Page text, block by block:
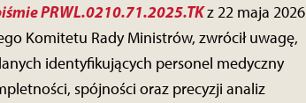
PRWL.0210.71.2025.TKz 22 maja 2026
Komitetu Rady Ministrów, zwrócił uwagę,
identyfikujących personel medyczny
spójności oraz precyzji analiz